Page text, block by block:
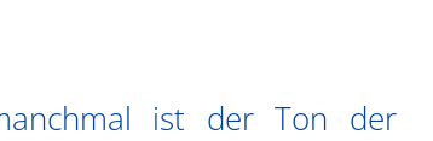
ist der Ton der